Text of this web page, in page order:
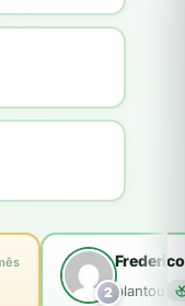
2plantou